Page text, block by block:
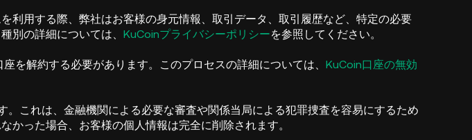
利用する際、弊社はお客様の身元情報、取引データ、取引履歴など、特定の必要
別の詳細については、 KuCoinプライバシーポリシーを参照してください。
を解約する必要があります。このプロセスの詳細については、 KuCoin口座の無効
。これは、金融機関による必要な審査や関係当局による犯罪捜査を容易にするため
かった場合、お客様の個人情報は完全に削除されます。